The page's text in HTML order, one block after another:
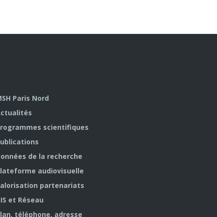
Paris Nord
scientifiques
de la recherche
audiovisuelle
partenariats
et Réseau
téléphone, adresse